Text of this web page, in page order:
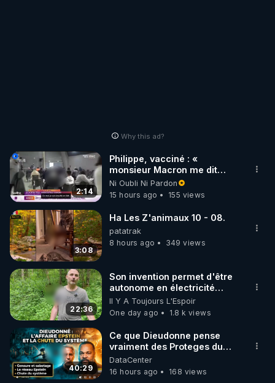
https://odysee.com/@LeLibrePenseur.org:2
• Rumble : https://rumble.com/user/SalimLaibiLLP
• Twitch (censuré) :
https://www.twitch.tv/salim_laibi_llp
• Telegram - Fil d'info :
https://t.me/Salim_Laibi_LLP
👉 AMÉLIE PAUL
• Tous mes liens :
• Facebook
: https://www.facebook.com/ameliepaulfanpage
• Instagram
: https://www.instagram.com/amelie_paul
• Odysee : https://odysee.com/@ameliepaul
• Rumble : https://rumble.com/user/ameliepaul
• Patreon : https://www.patreon.com/ameliepaul
• Spotify : https://spoti.fi/3LPx5uF
Why this ad?
2:14
Philippe, vacciné : «
monsieur Macron me dit
qu'il emmerde ma fille, donc
moi je suis insulté »
Ni Oubli Ni Pardon
15 hours ago
155 views
3:08
Ha Les Z'animaux 10 - 08.
patatrak
8 hours ago
349 views
22:36
Son invention permet d'être
autonome en électricité
avec un simple ruisseau
Il Y A Toujours L'Espoir
One day ago
1.8 k views
40:29
Ce que Dieudonne pense
vraiment des Proteges du
reseau Epstein - GPTV
DataCenter
16 hours ago
168 views